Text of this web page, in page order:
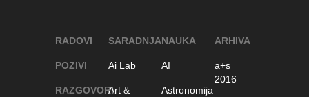
RADOVI
POZIVI
RAZGOVORI
SARADNJA
Ai Lab
Art &
NAUKA
AI
Astronomija
ARHIVA
a+s
2016